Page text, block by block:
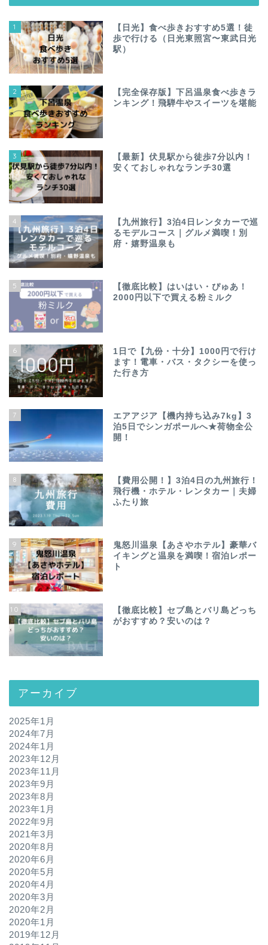
1
【日光】食べ歩きおすすめ5選！徒
歩で行ける（日光東照宮〜東武日光
駅）
2
【完全保存版】下呂温泉食べ歩きラ
ンキング！飛騨牛やスイーツを堪能
3
【最新】伏見駅から徒歩7分以内！
安くておしゃれなランチ30選
4
【九州旅行】3泊4日レンタカーで巡
るモデルコース｜グルメ満喫！別
府・嬉野温泉も
5
【徹底比較】はいはい・ぴゅあ！
2000円以下で買える粉ミルク
6
1日で【九份・十分】1000円で行け
ます！電車・バス・タクシーを使っ
た行き方
7
エアアジア【機内持ち込み7kg】3
泊5日でシンガポールへ★荷物全公
開！
8
【費用公開！】3泊4日の九州旅行！
飛行機・ホテル・レンタカー｜夫婦
ふたり旅
9
鬼怒川温泉【あさやホテル】豪華バ
イキングと温泉を満喫！宿泊レポー
ト
10
【徹底比較】セブ島とバリ島どっち
がおすすめ？安いのは？
アーカイブ
2025年1月
2024年7月
2024年1月
2023年12月
2023年11月
2023年9月
2023年8月
2023年1月
2022年9月
2021年3月
2020年8月
2020年6月
2020年5月
2020年4月
2020年3月
2020年2月
2020年1月
2019年12月